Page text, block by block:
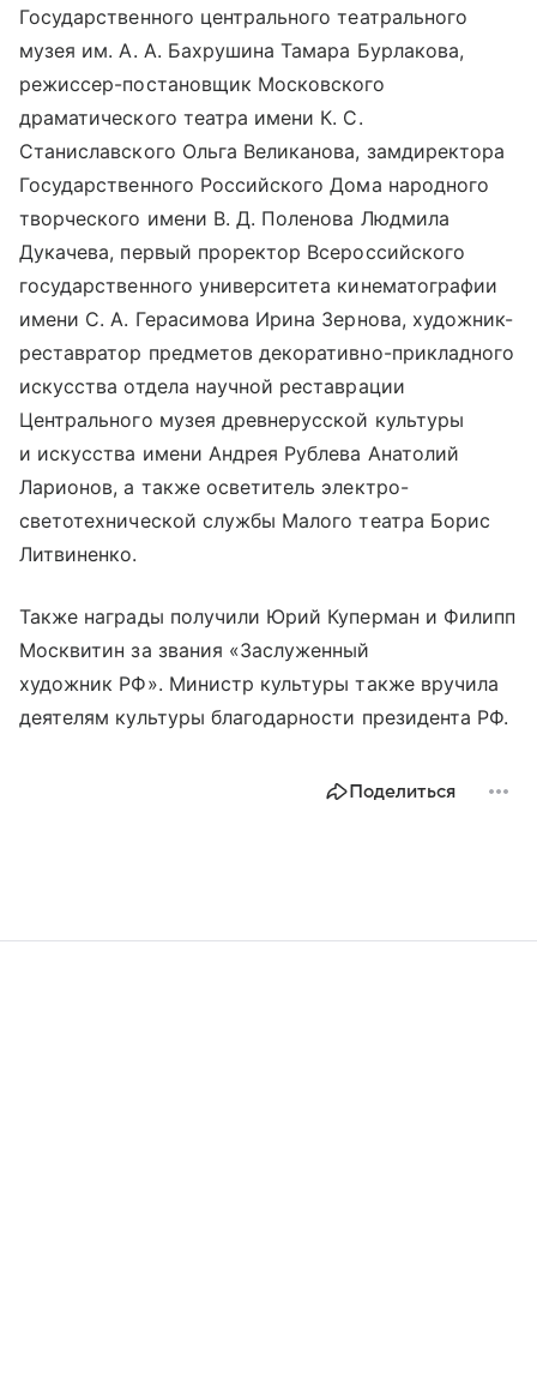
Государственного центрального театрального
музея им. А. А. Бахрушина Тамара Бурлакова,
режиссер-постановщик Московского
драматического театра имени К. С.
Станиславского Ольга Великанова, замдиректора
Государственного Российского Дома народного
творческого имени В. Д. Поленова Людмила
Дукачева, первый проректор Всероссийского
государственного университета кинематографии
имени С. А. Герасимова Ирина Зернова, художник-
реставратор предметов декоративно-прикладного
искусства отдела научной реставрации
Центрального музея древнерусской культуры
и искусства имени Андрея Рублева Анатолий
Ларионов, а также осветитель электро-
светотехнической службы Малого театра Борис
Литвиненко.
Также награды получили Юрий Куперман и Филипп
Москвитин за звания «Заслуженный
художник РФ». Министр культуры также вручила
деятелям культуры благодарности президента РФ.
Поделиться